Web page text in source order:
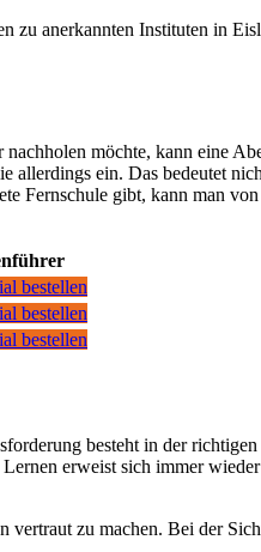
anerkannten Instituten in
möchte, kann eine
ein. Das bedeutet
Fernschule gibt, kann man
bestellen
bestellen
bestellen
besteht in der
erweist sich immer
zu machen. Bei der